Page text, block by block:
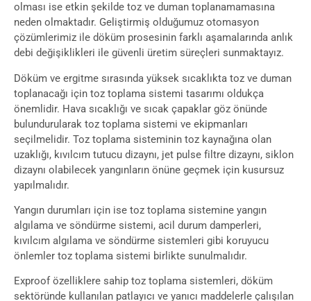
olması ise etkin şekilde toz ve duman toplanamamasına
neden olmaktadır. Geliştirmiş olduğumuz otomasyon
çözümlerimiz ile döküm prosesinin farklı aşamalarında anlık
debi değişiklikleri ile güvenli üretim süreçleri sunmaktayız.
Döküm ve ergitme sırasında yüksek sıcaklıkta toz ve duman
toplanacağı için toz toplama sistemi tasarımı oldukça
önemlidir. Hava sıcaklığı ve sıcak çapaklar göz önünde
bulundurularak toz toplama sistemi ve ekipmanları
seçilmelidir. Toz toplama sisteminin toz kaynağına olan
uzaklığı, kıvılcım tutucu dizaynı, jet pulse filtre dizaynı, siklon
dizaynı olabilecek yangınların önüne geçmek için kusursuz
yapılmalıdır.
Yangın durumları için ise toz toplama sistemine yangın
algılama ve söndürme sistemi, acil durum damperleri,
kıvılcım algılama ve söndürme sistemleri gibi koruyucu
önlemler toz toplama sistemi birlikte sunulmalıdır.
Exproof özelliklere sahip toz toplama sistemleri, döküm
sektöründe kullanılan patlayıcı ve yanıcı maddelerle çalışılan